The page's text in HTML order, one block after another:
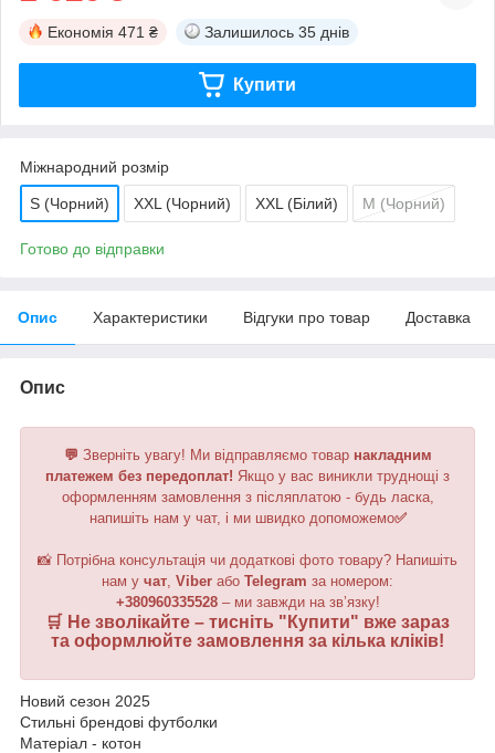
Економія 471 ₴ Залишилось 35 днів
Купити
Міжнародний розмір
S (Чорний) XXL (Чорний) XXL (Білий) M (Чорний)
Готово до відправки
Опис Характеристики Відгуки про товар Доставка
Опис
💬 Зверніть увагу! Ми відправляємо товар накладним
платежем без передоплат! Якщо у вас виникли труднощі з
оформленням замовлення з післяплатою - будь ласка,
напишіть нам у чат, і ми швидко допоможемо✅
📸 Потрібна консультація чи додаткові фото товару? Напишіть
нам у чат Viber або Telegram за номером:
+380960335528– ми завжди на зв’язку!
🛒 Не зволікайте – тисніть " Купити" вже зараз
та оформлюйте замовлення за кілька кліків!
Новий сезон 2025
Стильні брендові футболки
Матеріал - котон